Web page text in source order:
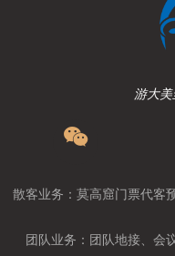
游大
散客业务：莫高窟门票代客
团队业务：团队地接、会